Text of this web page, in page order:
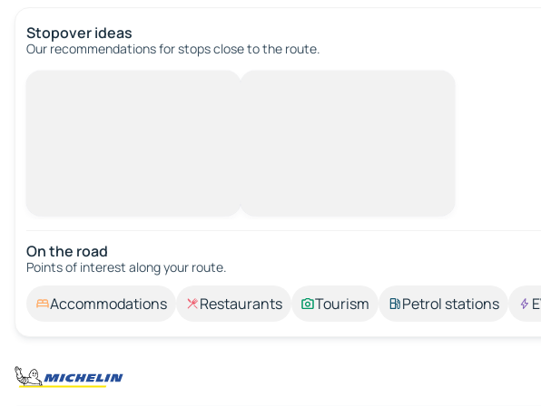
Stopover ideas
Our recommendations for stops close to the route.
On the road
Points of interest along your route.
Accommodations Restaurants Tourism Petrol stations